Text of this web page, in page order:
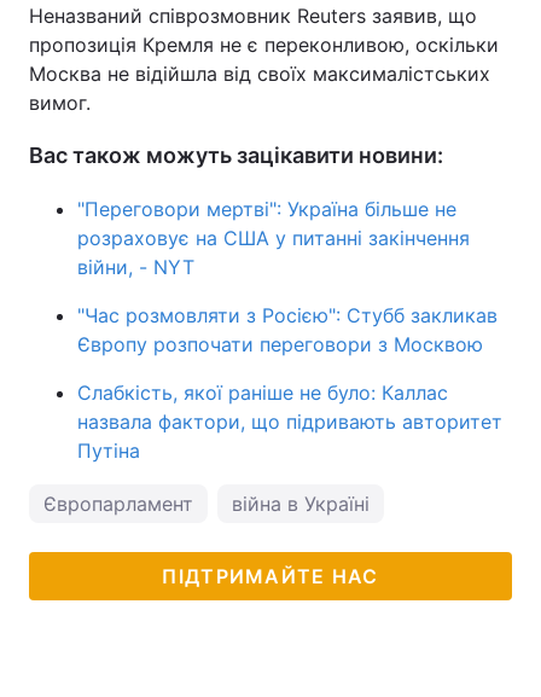
Неназваний співрозмовник Reuters заявив, що
пропозиція Кремля не є переконливою, оскільки
Москва не відійшла від своїх максималістських
вимог.
Вас також можуть зацікавити новини:
"Переговори мертві": Україна більше не
розраховує на США у питанні закінчення
війни, - NYT
"Час розмовляти з Росією": Стубб закликав
Європу розпочати переговори з Москвою
Слабкість, якої раніше не було: Каллас
назвала фактори, що підривають авторитет
Путіна
Європарламент війна в Україні
ПІДТРИМАЙТЕ НАС